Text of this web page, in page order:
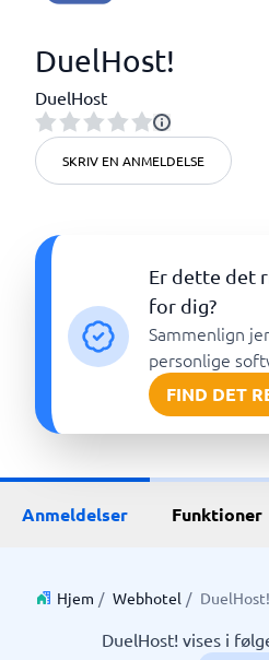
DuelHost!
DuelHost
SKRIV EN ANMELDELSE
Er dette det
for dig?
Sammenlign
personlige
FIND DET
Anmeldelser Funktioner
Hjem / Webhotel / DuelHost!
DuelHost! vises i